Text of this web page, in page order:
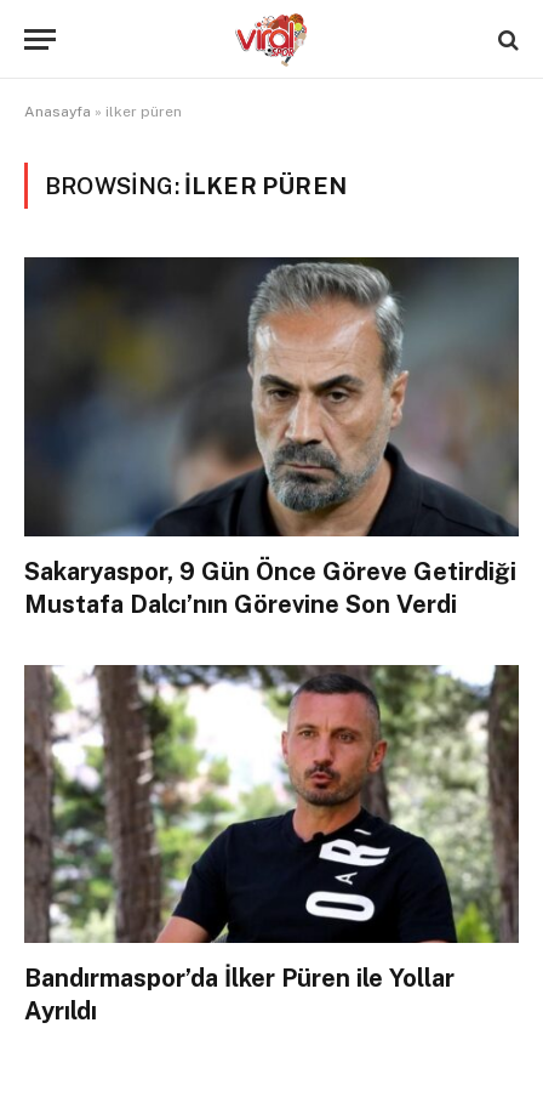
Anasayfa » ilker püren
BROWSING: ILKER PÜREN
Sakaryaspor, 9 Gün Önce Göreve Getirdiği
Mustafa Dalcı’nın Görevine Son Verdi
Bandırmaspor’da İlker Püren ile Yollar
Ayrıldı